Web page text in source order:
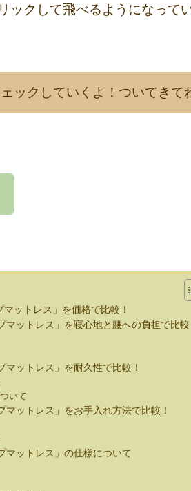
クして飛べるようになってい
ックしていくよ！ついてきて
ットレス」を価格で比較！
ットレス」を寝心地と腰への負担で比較
ットレス」を耐久性で比較！
いて
ットレス」をお手入れ方法で比較！
マットレス」の仕様について